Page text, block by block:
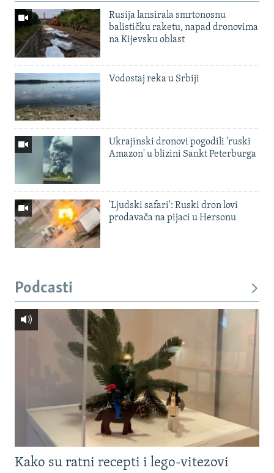
Rusija lansirala smrtonosnu
balističku raketu, napad dronovima
na Kijevsku oblast
Vodostaj reka u Srbiji
Ukrajinski dronovi pogodili 'ruski
Amazon' u blizini Sankt Peterburga
'Ljudski safari': Ruski dron lovi
prodavača na pijaci u Hersonu
Podcasti
Kako su ratni recepti i lego-vitezovi